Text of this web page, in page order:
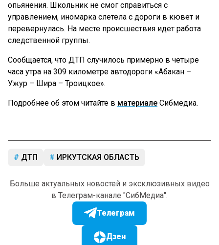
опьянения. Школьник не смог справиться с
управлением, иномарка слетела с дороги в кювет и
перевернулась. На месте происшествия идет работа
следственной группы.
Сообщается, что ДТП случилось примерно в четыре
часа утра на 309 километре автодороги «Абакан –
Ужур – Шира – Троицкое».
Подробнее об этом читайте в материале Сибмедиа.
ДТП ИРКУТСКАЯ ОБЛАСТЬ
Больше актуальных новостей и эксклюзивных видео
в Телеграм-канале "СибМедиа".
Телеграм
Дзен